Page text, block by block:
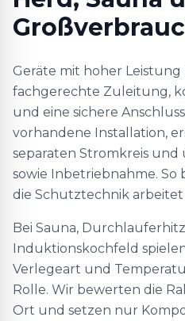
Geräte mit hoher
fachgerechte Zuleitung,
und eine sichere
vorhandene Installation,
separaten Stromkreis
sowie Inbetriebnahme. So
die Schutztechnik arbeitet
Bei Sauna,
Induktionskochfeld
Verlegeart und
Rolle. Wir bewerten die
Ort und setzen nur